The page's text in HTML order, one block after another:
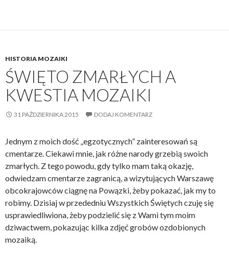
HISTORIA MOZAIKI
ŚWIĘTO ZMARŁYCH A
KWESTIA MOZAIKI
31 PAŹDZIERNIKA 2015 DODAJ KOMENTARZ
Jednym z moich dość „egzotycznych” zainteresowań są
cmentarze. Ciekawi mnie, jak różne narody grzebią swoich
zmarłych. Z tego powodu, gdy tylko mam taką okazję,
odwiedzam cmentarze zagranicą, a wizytujących Warszawę
obcokrajowców ciągnę na Powązki, żeby pokazać, jak my to
robimy. Dzisiaj w przededniu Wszystkich Świętych czuję się
usprawiedliwiona, żeby podzielić się z Wami tym moim
dziwactwem, pokazując kilka zdjęć grobów ozdobionych
mozaiką.